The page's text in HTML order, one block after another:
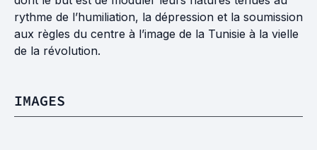
rythme de l’humiliation, la dépression et la soumission
aux règles du centre à l’image de la Tunisie à la vielle
de la révolution.
IMAGES